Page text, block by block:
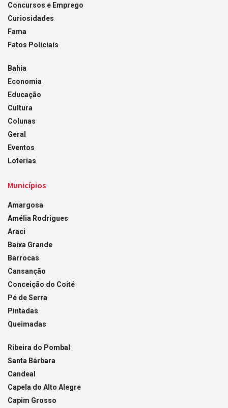
Concursos e Emprego
Curiosidades
Fama
Fatos Policiais
Bahia
Economia
Educação
Cultura
Colunas
Geral
Eventos
Loterias
Municípios
Amargosa
Amélia Rodrigues
Araci
Baixa Grande
Barrocas
Cansanção
Conceição do Coité
Pé de Serra
Pintadas
Queimadas
Ribeira do Pombal
Santa Bárbara
Candeal
Capela do Alto Alegre
Capim Grosso